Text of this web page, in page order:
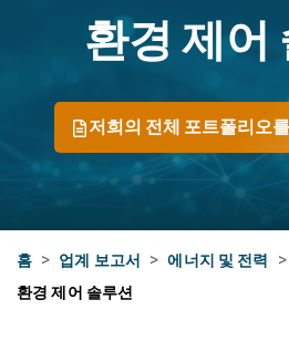
환경 제어
저희의 전체 포트폴리오
홈 > 업계 보고서 > 에너지 및 전력 >
환경 제어 솔루션